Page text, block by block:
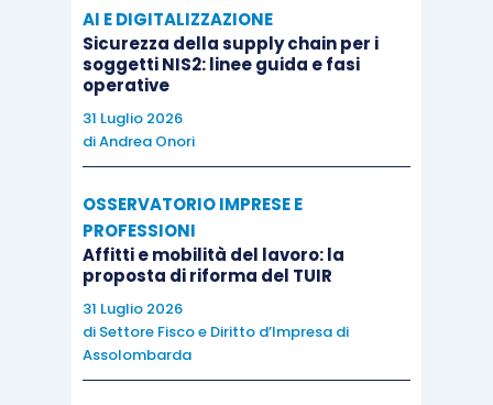
AI E DIGITALIZZAZIONE
Sicurezza della supply chain per i
soggetti NIS2: linee guida e fasi
operative
31 Luglio 2026
diAndrea Onori
OSSERVATORIO IMPRESE E
PROFESSIONI
Affitti e mobilità del lavoro: la
proposta di riforma del TUIR
31 Luglio 2026
di Settore Fisco e Diritto d’Impresa di
Assolombarda